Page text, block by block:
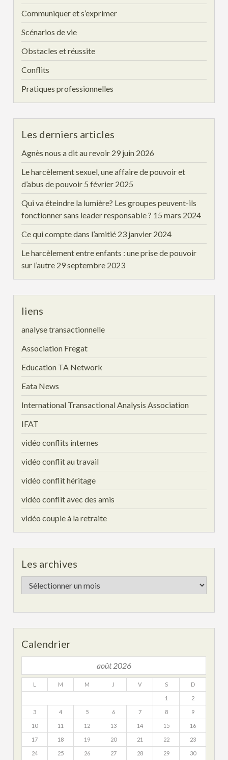
Communiquer et s’exprimer
Scénarios de vie
Obstacles et réussite
Conflits
Pratiques professionnelles
Les derniers articles
Agnès nous a dit au revoir 29 juin 2026
Le harcèlement sexuel, une affaire de pouvoir et
d’abus de pouvoir 5 février 2025
Qui va éteindre la lumière? Les groupes peuvent-ils
fonctionner sans leader responsable ? 15 mars 2024
Ce qui compte dans l’amitié 23 janvier 2024
Le harcèlement entre enfants : une prise de pouvoir
sur l’autre 29 septembre 2023
liens
analyse transactionnelle
Association Fregat
Education TA Network
Eata News
International Transactional Analysis Association
IFAT
vidéo conflits internes
vidéo conflit au travail
vidéo conflit héritage
vidéo conflit avec des amis
vidéo couple à la retraite
Les archives
Les
archives
Calendrier
août 2026
L M M J V S D
1 2
3 4 5 6 7 8 9
10 11 12 13 14 15 16
17 18 19 20 21 22 23
24 25 26 27 28 29 30